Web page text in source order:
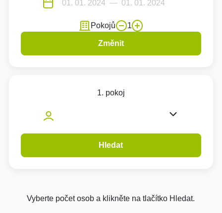
Pokojů 1
Změnit
1. pokoj
Hledat
Vyberte počet osob a klikněte na tlačítko Hledat.